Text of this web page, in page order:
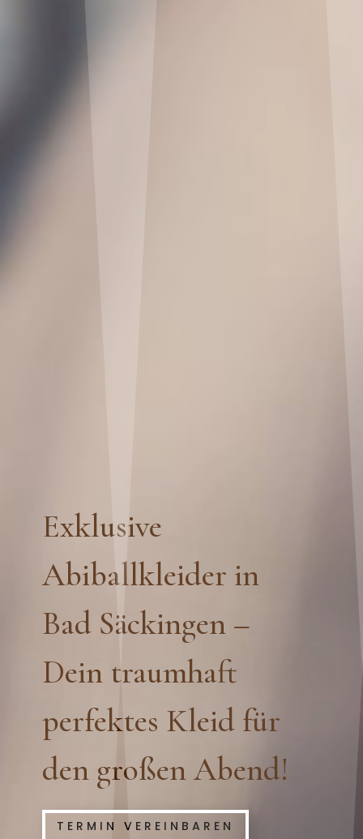
Exklusive
Abiballkleider in
Bad Säckingen –
Dein traumhaft
perfektes Kleid für
den großen Abend!
TERMIN VEREINBAREN